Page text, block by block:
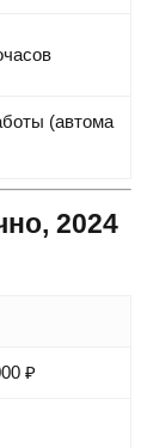
(автома
2024
₽